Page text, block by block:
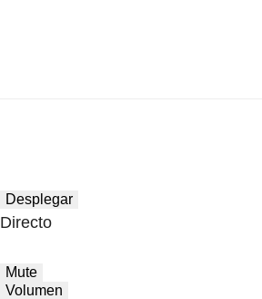
Desplegar
Directo
Mute
Volumen